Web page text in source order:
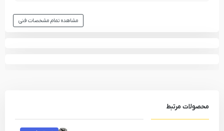
مشاهده تمام مشخصات فنی
محصولات مرتبط